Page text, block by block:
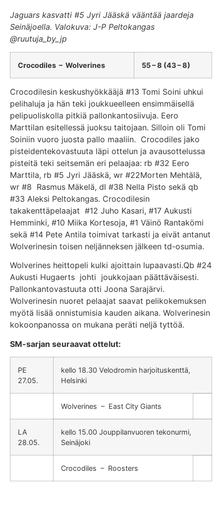
Jaguars kasvatti #5 Jyri Jääskä vääntää jaardeja
Seinäjoella. Valokuva: J-P Peltokangas
@ruutuja_by_jp
Crocodiles – Wolverines 55 – 8 (43 – 8)
Crocodilesin keskushyökkääjä #13 Tomi Soini uhkui
pelihaluja ja hän teki joukkueelleen ensimmäisellä
pelipuoliskolla pitkiä pallonkantosiivuja. Eero
Marttilan esitellessä juoksu taitojaan. Silloin oli Tomi
Soiniin vuoro juosta pallo maaliin. Crocodiles jako
pisteidentekovastuuta läpi ottelun ja avausottelussa
pisteitä teki seitsemän eri pelaajaa: rb #32 Eero
Marttila, rb #5 Jyri Jääskä, wr #22Morten Mehtälä,
wr #8 Rasmus Mäkelä, dl #38 Nella Pisto sekä qb
#33 Aleksi Peltokangas. Crocodilesin
takakenttäpelaajat #12 Juho Kasari, #17 Aukusti
Hemminki, #10 Miika Kortesoja, #1 Väinö Rantakömi
sekä #14 Pete Antila toimivat tarkasti ja eivät antanut
Wolverinesin toisen neljänneksen jälkeen td-osumia.
Wolverines heittopeli kulki ajoittain lupaavasti.Qb #24
Aukusti Hugaerts johti joukkojaan päättäväisesti.
Pallonkantovastuuta otti Joona Sarajärvi.
Wolverinesin nuoret pelaajat saavat pelikokemuksen
myötä lisää onnistumisia kauden aikana. Wolverinesin
kokoonpanossa on mukana peräti neljä tyttöä.
SM-sarjan seuraavat ottelut:
PE
27.05.
kello 18.30 Velodromin harjoituskenttä,
Helsinki
Wolverines – East City Giants
LA
28.05.
kello 15.00 Jouppilanvuoren tekonurmi,
Seinäjoki
Crocodiles – Roosters